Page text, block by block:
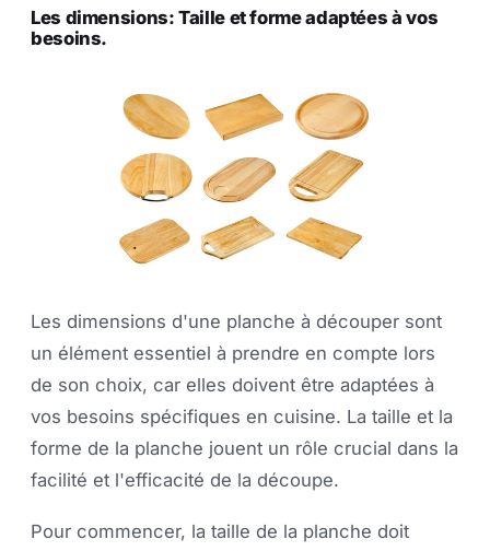
Les dimensions: Taille et forme adaptées à vos
besoins.
Les dimensions d'une planche à découper sont
un élément essentiel à prendre en compte lors
de son choix, car elles doivent être adaptées à
vos besoins spécifiques en cuisine. La taille et la
forme de la planche jouent un rôle crucial dans la
facilité et l'efficacité de la découpe.
Pour commencer, la taille de la planche doit